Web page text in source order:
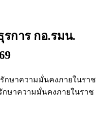
การ กอ.รมน.
กษาความมั่นคงภายในราช
ษาความมั่นคงภายในราช